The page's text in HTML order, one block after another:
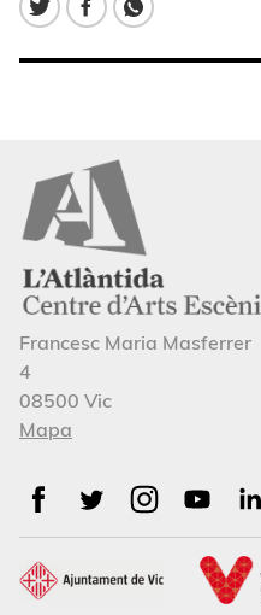
Francesc Maria Masferrer
4
08500 Vic
Mapa